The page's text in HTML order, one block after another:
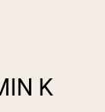
K